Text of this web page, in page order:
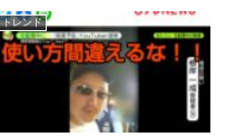
トレンド